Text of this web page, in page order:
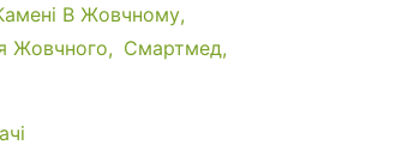
В Жовчному
Жовчного
Смартмед